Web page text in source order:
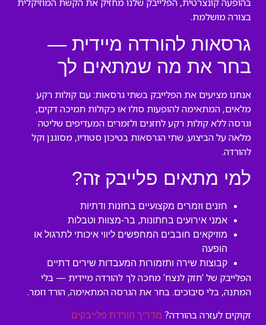
בצורה מושלמת.
גרסאות להורדה מיידית —
בחר את מה שמתאים לך
אנחנו מציעים את הפלייבק בשתי גרסאות: עם קולות רקע
מלאים, המתאימה להופעות סולו או כקולות תמיכה דקים,
וגרסה ללא קולות רקע לחזנים ולזמרים המעדיפים שליטה
מלאה על הביצוע. שתי הגרסאות בטיכון סטודיו, מסוגנן וקל
להורדה.
למי מתאים פלייבק זה?
חזנים וזמרים מקצועיים בחזנות ודתיות
אמני אירועים בחתונות, בר-מצוות וטבלות
מוזיקאים חובבים המחפשים ליווי איכותי לתרגול או
הופעה
קבוצות שירה ותזמורות המעבדות שירים דתיים
הפלייבק של ‘חזק לנצח’ מחכה לך להורדה מיידית — בלי
המתנה, בלי סיבוכים. בחר את הגרסה המתאימה, הורד וזמר.
זקוקים לעזרה בהורדה? מדריך הורדת פלייבקים